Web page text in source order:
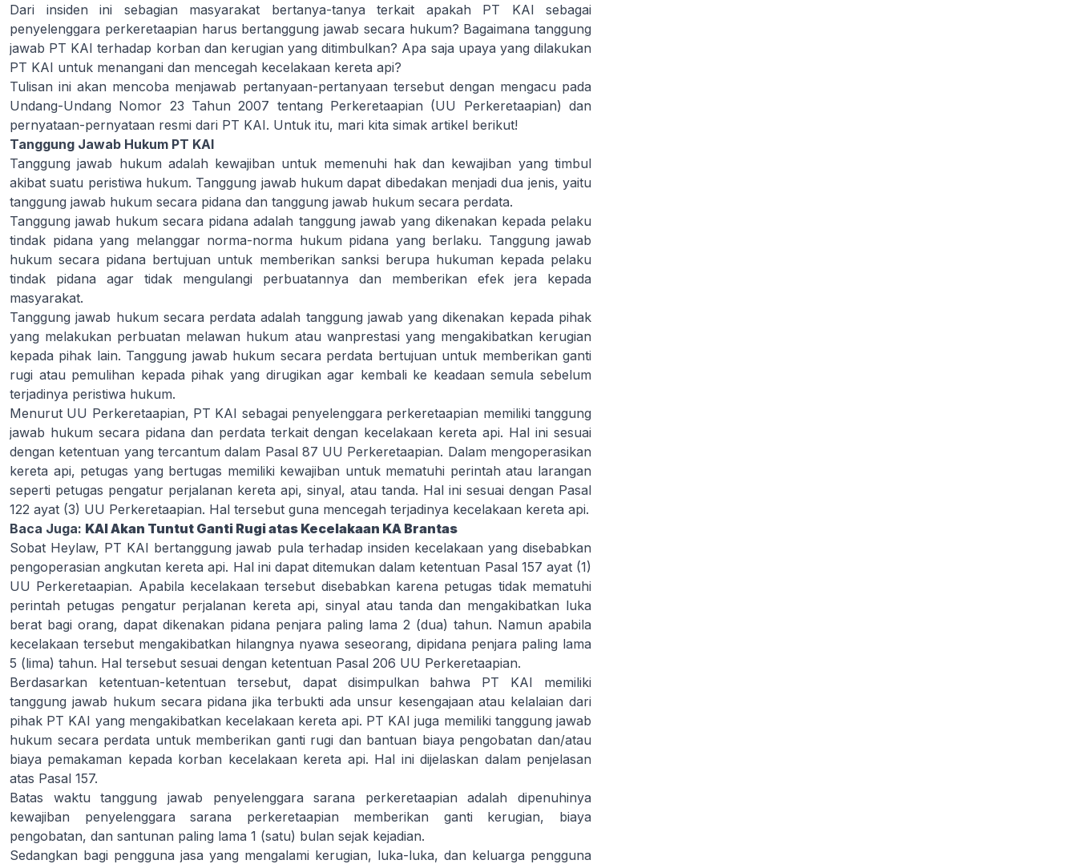
Dari insiden ini sebagian masyarakat bertanya-tanya terkait apakah PT KAI sebagai
penyelenggara perkeretaapian harus bertanggung jawab secara hukum? Bagaimana tanggung
jawab PT KAI terhadap korban dan kerugian yang ditimbulkan? Apa saja upaya yang dilakukan
PT KAI untuk menangani dan mencegah kecelakaan kereta api?
Tulisan ini akan mencoba menjawab pertanyaan-pertanyaan tersebut dengan mengacu pada
Undang-Undang Nomor 23 Tahun 2007 tentang Perkeretaapian (UU Perkeretaapian) dan
pernyataan-pernyataan resmi dari PT KAI. Untuk itu, mari kita simak artikel berikut!
Tanggung Jawab Hukum PT KAI
Tanggung jawab hukum adalah kewajiban untuk memenuhi hak dan kewajiban yang timbul
akibat suatu peristiwa hukum. Tanggung jawab hukum dapat dibedakan menjadi dua jenis, yaitu
tanggung jawab hukum secara pidana dan tanggung jawab hukum secara perdata.
Tanggung jawab hukum secara pidana adalah tanggung jawab yang dikenakan kepada pelaku
tindak pidana yang melanggar norma-norma hukum pidana yang berlaku. Tanggung jawab
hukum secara pidana bertujuan untuk memberikan sanksi berupa hukuman kepada pelaku
tindak pidana agar tidak mengulangi perbuatannya dan memberikan efek jera kepada
masyarakat.
Tanggung jawab hukum secara perdata adalah tanggung jawab yang dikenakan kepada pihak
yang melakukan perbuatan melawan hukum atau wanprestasi yang mengakibatkan kerugian
kepada pihak lain. Tanggung jawab hukum secara perdata bertujuan untuk memberikan ganti
rugi atau pemulihan kepada pihak yang dirugikan agar kembali ke keadaan semula sebelum
terjadinya peristiwa hukum.
Menurut UU Perkeretaapian, PT KAI sebagai penyelenggara perkeretaapian memiliki tanggung
jawab hukum secara pidana dan perdata terkait dengan kecelakaan kereta api. Hal ini sesuai
dengan ketentuan yang tercantum dalam Pasal 87 UU Perkeretaapian. Dalam mengoperasikan
kereta api, petugas yang bertugas memiliki kewajiban untuk mematuhi perintah atau larangan
seperti petugas pengatur perjalanan kereta api, sinyal, atau tanda. Hal ini sesuai dengan Pasal
122 ayat (3) UU Perkeretaapian. Hal tersebut guna mencegah terjadinya kecelakaan kereta api.
Baca Juga: KAI Akan Tuntut Ganti Rugi atas Kecelakaan KA Brantas
Sobat Heylaw, PT KAI bertanggung jawab pula terhadap insiden kecelakaan yang disebabkan
pengoperasian angkutan kereta api. Hal ini dapat ditemukan dalam ketentuan Pasal 157 ayat (1)
UU Perkeretaapian. Apabila kecelakaan tersebut disebabkan karena petugas tidak mematuhi
perintah petugas pengatur perjalanan kereta api, sinyal atau tanda dan mengakibatkan luka
berat bagi orang, dapat dikenakan pidana penjara paling lama 2 (dua) tahun. Namun apabila
kecelakaan tersebut mengakibatkan hilangnya nyawa seseorang, dipidana penjara paling lama
5 (lima) tahun. Hal tersebut sesuai dengan ketentuan Pasal 206 UU Perkeretaapian.
Berdasarkan ketentuan-ketentuan tersebut, dapat disimpulkan bahwa PT KAI memiliki
tanggung jawab hukum secara pidana jika terbukti ada unsur kesengajaan atau kelalaian dari
pihak PT KAI yang mengakibatkan kecelakaan kereta api. PT KAI juga memiliki tanggung jawab
hukum secara perdata untuk memberikan ganti rugi dan bantuan biaya pengobatan dan/atau
biaya pemakaman kepada korban kecelakaan kereta api. Hal ini dijelaskan dalam penjelasan
atas Pasal 157.
Batas waktu tanggung jawab penyelenggara sarana perkeretaapian adalah dipenuhinya
kewajiban penyelenggara sarana perkeretaapian memberikan ganti kerugian, biaya
pengobatan, dan santunan paling lama 1 (satu) bulan sejak kejadian.
Sedangkan bagi pengguna jasa yang mengalami kerugian, luka-luka, dan keluarga pengguna